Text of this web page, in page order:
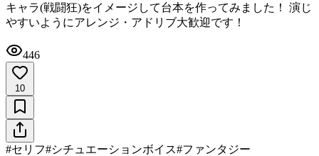
キャラ(戦闘狂)をイメージして台本を作ってみました！ 演じ
やすいようにアレンジ・アドリブ大歓迎です！
446
10
#セリフ#シチュエーションボイス#ファンタジー